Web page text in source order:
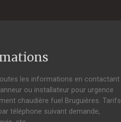
les informations en contactant
ou installateur pour urgence
chaudière fuel Bruguières. Tarifs
téléphone suivant demande,